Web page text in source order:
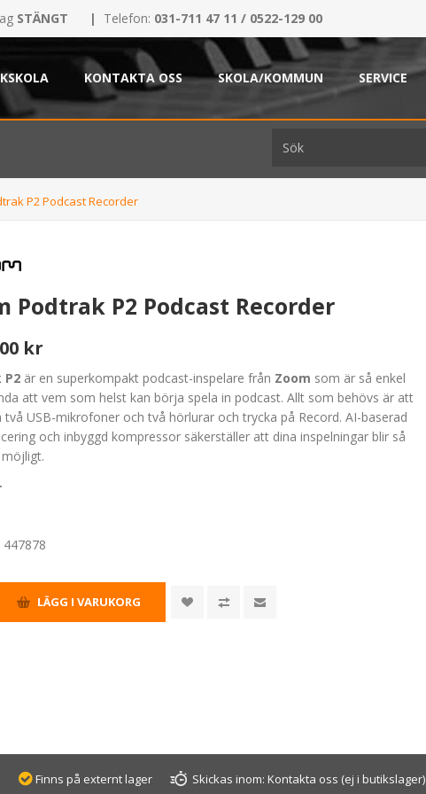
STÄNGT | Telefon: 031-711 47 11 / 0522-129 00
KONTAKTA OSS SKOLA/KOMMUN SERVICE
P2 Podcast Recorder
Podtrak P2 Podcast Recorder
kr
P2 är en superkompakt podcast-inspelare från Zoom som är så enkel
att vem som helst kan börja spela in podcast. Allt som behövs är att
två USB-mikrofoner och två hörlurar och trycka på Record. AI-baserad
och inbyggd kompressor säkerställer att dina inspelningar blir så
447878
Finns på externt lager Skickas inom: Kontakta oss (ej i butikslager)